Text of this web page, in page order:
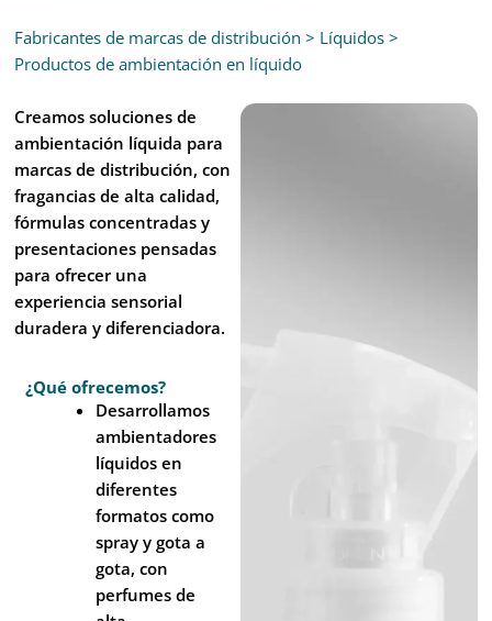
Fabricantes de marcas de distribución > Líquidos >
Productos de ambientación en líquido
Creamos soluciones de
ambientación líquida para
marcas de distribución, con
fragancias de alta calidad,
fórmulas concentradas y
presentaciones pensadas
para ofrecer una
experiencia sensorial
duradera y diferenciadora.
¿Qué ofrecemos?
Desarrollamos
ambientadores
líquidos en
diferentes
formatos como
spray y gota a
gota, con
perfumes de